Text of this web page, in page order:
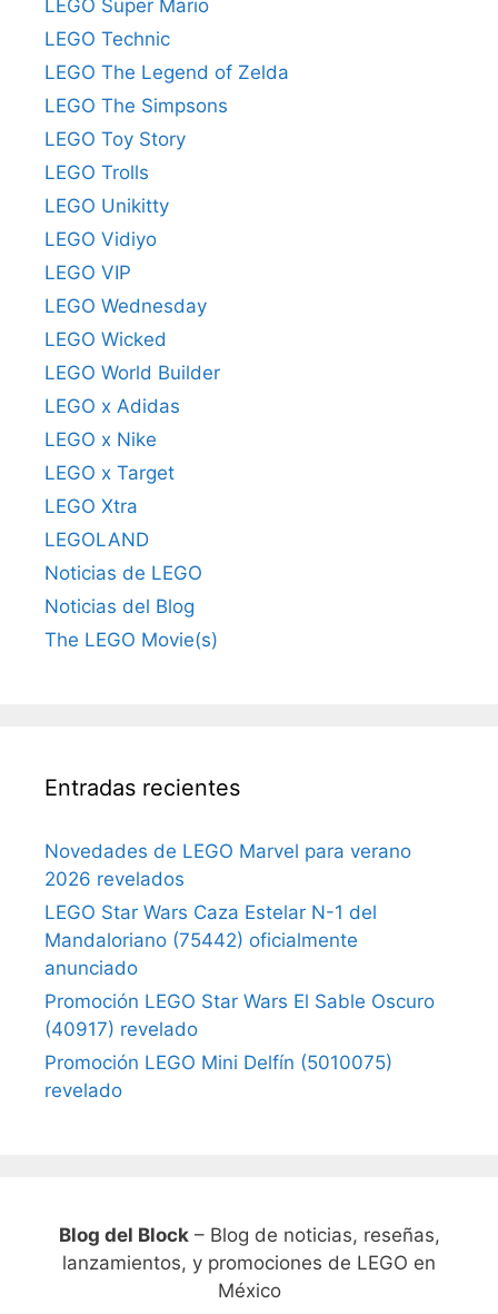
LEGO Super Mario
LEGO Technic
LEGO The Legend of Zelda
LEGO The Simpsons
LEGO Toy Story
LEGO Trolls
LEGO Unikitty
LEGO Vidiyo
LEGO VIP
LEGO Wednesday
LEGO Wicked
LEGO World Builder
LEGO x Adidas
LEGO x Nike
LEGO x Target
LEGO Xtra
LEGOLAND
Noticias de LEGO
Noticias del Blog
The LEGO Movie(s)
Entradas recientes
Novedades de LEGO Marvel para verano
2026 revelados
LEGO Star Wars Caza Estelar N-1 del
Mandaloriano (75442) oficialmente
anunciado
Promoción LEGO Star Wars El Sable Oscuro
(40917) revelado
Promoción LEGO Mini Delfín (5010075)
revelado
Blog del Block– Blog de noticias, reseñas,
lanzamientos, y promociones de LEGO en
México